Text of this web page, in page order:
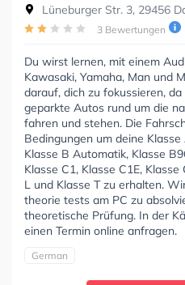
Lüneburger Str. 3, 29456
3 Bewertungen
Du wirst lernen, mit einem
Kawasaki, Yamaha, Man und
darauf, dich zu fokussieren,
geparkte Autos rund um die
fahren und stehen. Die
Bedingungen um deine
Klasse B Automatik, Klasse
Klasse C1, Klasse C1E, Klasse
L und Klasse T zu erhalten.
theorie tests am PC zu
theoretische Prüfung. In der
einen Termin online anfragen.
German